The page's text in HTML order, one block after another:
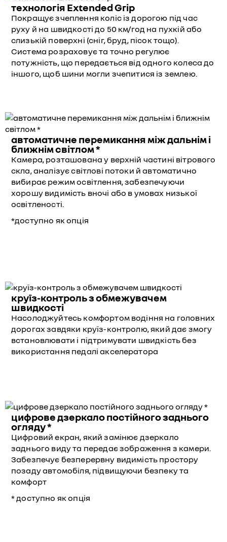
технологія Extended Grip
Покращує зчеплення коліс із дорогою під час
руху й на швидкості до 50 км/год на пухкій або
слизькій поверхні (сніг, бруд, пісок тощо).
Система розраховує та точно регулює
потужність, що передається від одного колеса до
іншого, щоб шини могли зчепитися із землею.
автоматичне перемикання між дальнім і
ближнім світлом *
Камера, розташована у верхній частині вітрового
скла, аналізує світлові потоки й автоматично
вибирає режим освітлення, забезпечуючи
хорошу видимість вночі або в умовах низької
освітленості.
*доступно як опція
круїз-контроль з обмежувачем
швидкості
Насолоджуйтесь комфортом водіння на головних
дорогах завдяки круїз-контролю, який дає змогу
встановлювати і підтримувати швидкість без
використання педалі акселератора
цифрове дзеркало постійного заднього
огляду *
Цифровий екран, який замінює дзеркало
заднього виду та передає зображення з камери.
Забезпечує безперервну видимість простору
позаду автомобіля, підвищуючи безпеку та
комфорт
* доступно як опція